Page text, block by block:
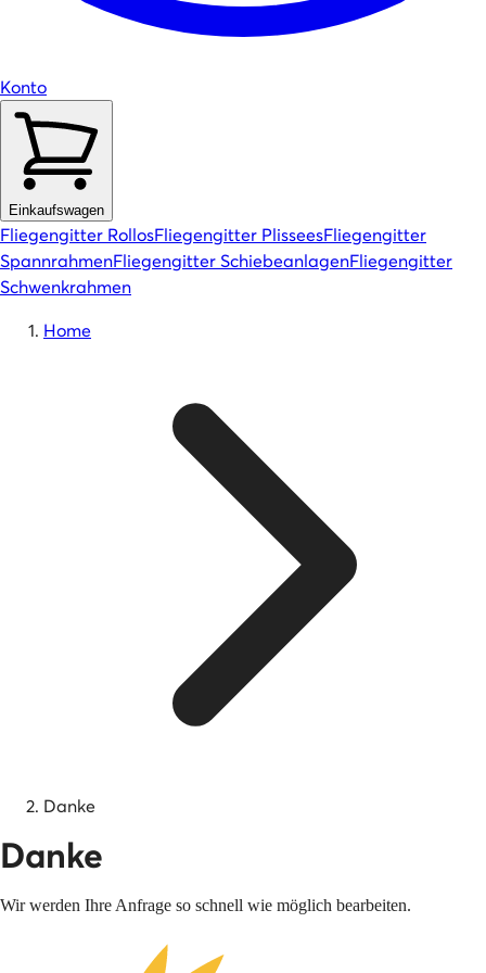
Konto
Einkaufswagen
Fliegengitter RollosFliegengitter PlisseesFliegengitter
SpannrahmenFliegengitter SchiebeanlagenFliegengitter
Schwenkrahmen
Home
Danke
Danke
Wir werden Ihre Anfrage so schnell wie möglich bearbeiten.